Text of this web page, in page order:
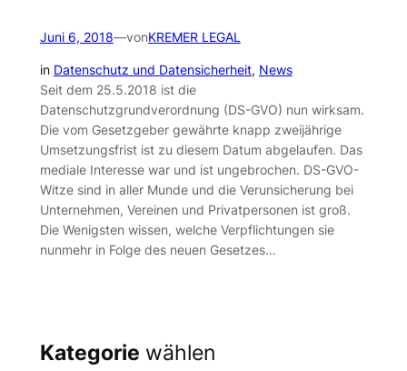
Juni 6, 2018—vonKREMER LEGAL
in Datenschutz und Datensicherheit, News
Seit dem 25.5.2018 ist die
Datenschutzgrundverordnung (DS-GVO) nun wirksam.
Die vom Gesetzgeber gewährte knapp zweijährige
Umsetzungsfrist ist zu diesem Datum abgelaufen. Das
mediale Interesse war und ist ungebrochen. DS-GVO-
Witze sind in aller Munde und die Verunsicherung bei
Unternehmen, Vereinen und Privatpersonen ist groß.
Die Wenigsten wissen, welche Verpflichtungen sie
nunmehr in Folge des neuen Gesetzes…
Kategorie wählen